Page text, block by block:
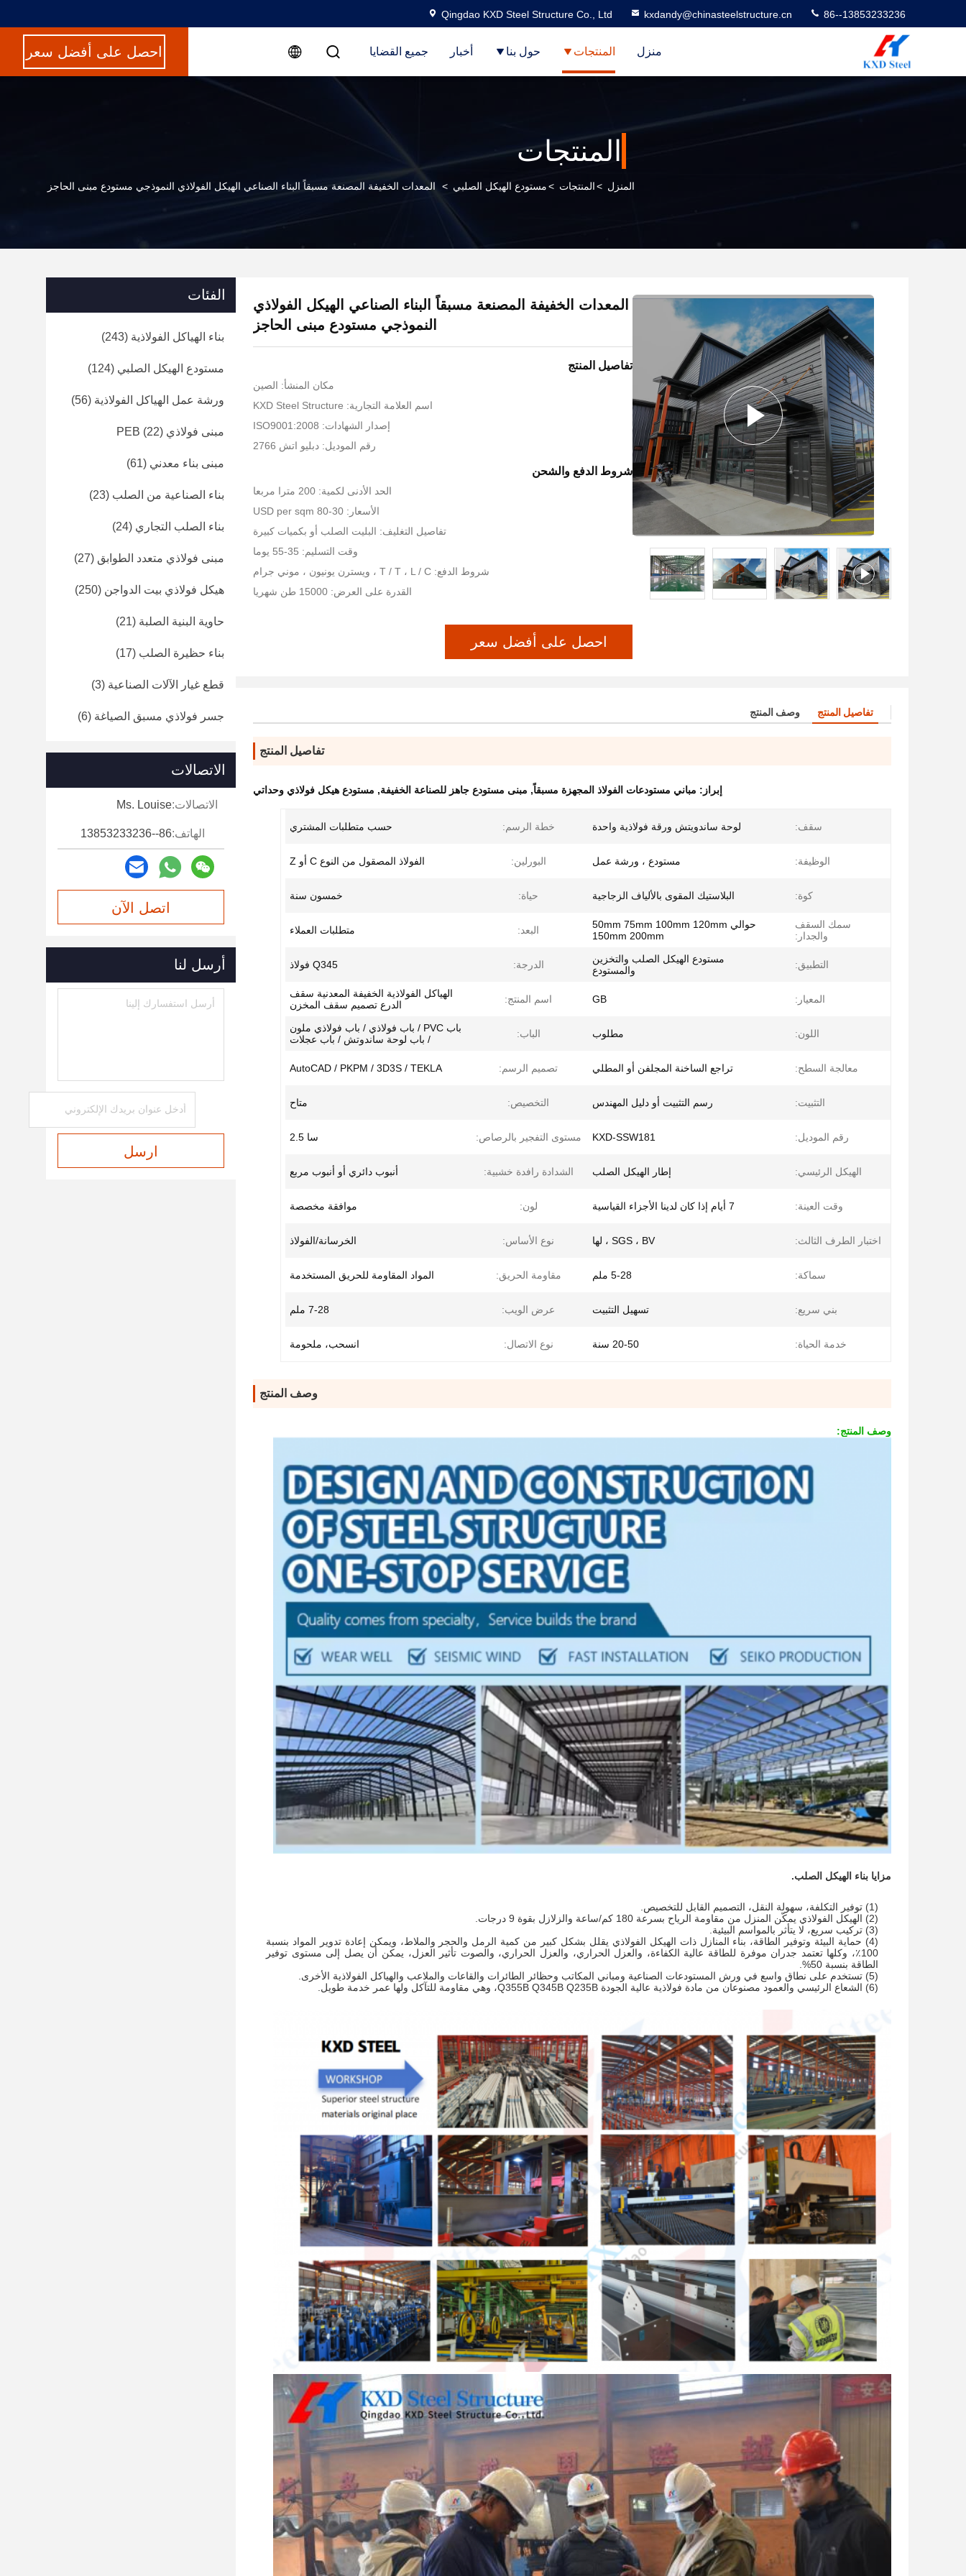
Qingdao KXD Steel Structure Co., Ltd kxdandy@chinasteelstructure.cn 86--13853233236
منزل المنتجات حول بنا أخبار جميع القضايا احصل على أفضل سعر
المنتجات
المنزل >المنتجات >مستودع الهيكل الصلبي > المعدات الخفيفة المصنعة مسبقاً البناء الصناعي الهيكل الفولاذي النموذجي مستودع مبنى الحاجز
المعدات الخفيفة المصنعة مسبقاً البناء الصناعي الهيكل الفولاذي
النموذجي مستودع مبنى الحاجز
تفاصيل المنتج
مكان المنشأ: الصين
اسم العلامة التجارية: KXD Steel Structure
إصدار الشهادات: ISO9001:2008
رقم الموديل: دبليو اتش 2766
شروط الدفع والشحن
الحد الأدنى لكمية: 200 مترا مربعا
الأسعار: 30-80 USD per sqm
تفاصيل التغليف: البليت الصلب أو بكميات كبيرة
وقت التسليم: 35-55 يوما
شروط الدفع: T / T ، L / C ، ويسترن يونيون ، موني جرام
القدرة على العرض: 15000 طن شهريا
احصل على أفضل سعر
تفاصيل المنتج وصف المنتج
تفاصيل المنتج
إبراز: مباني مستودعات الفولاذ المجهزة مسبقاً, مبنى مستودع جاهز للصناعة الخفيفة, مستودع هيكل فولاذي وحداتي
سقف: لوحة ساندويتش ورقة فولاذية واحدة خطة الرسم: حسب متطلبات المشتري
الوظيفة: مستودع ، ورشة عمل البورلين: الفولاذ المصقول من النوع C أو Z
كوة: البلاستيك المقوى بالألياف الزجاجية حياة: خمسون سنة
سمك السقف
والجدار:
حوالي 50mm 75mm 100mm 120mm
150mm 200mm
البعد: متطلبات العملاء
التطبيق:
مستودع الهيكل الصلب والتخزين
والمستودع
الدرجة: Q345 فولاذ
المعيار: GB اسم المنتج:
الهياكل الفولاذية الخفيفة المعدنية سقف
الدرع تصميم سقف المخزن
اللون: مطلوب الباب:
باب PVC / باب فولاذي / باب فولاذي ملون
/ باب لوحة ساندوتش / باب عجلات
معالجة السطح: تراجع الساخنة المجلفن أو المطلي تصميم الرسم: AutoCAD / PKPM / 3D3S / TEKLA
التثبيت: رسم التثبيت أو دليل المهندس التخصيص: متاح
رقم الموديل: KXD-SSW181 مستوى التفجير بالرصاص: سا 2.5
الهيكل الرئيسي: إطار الهيكل الصلب الشدادة رافدة خشبية: أنبوب دائري أو أنبوب مربع
وقت العينة: 7 أيام إذا كان لدينا الأجزاء القياسية لون: موافقة مخصصة
اختبار الطرف الثالث: SGS ، BV ، لها نوع الأساس: الخرسانة/الفولاذ
سماكة: 5-28 ملم مقاومة الحريق: المواد المقاومة للحريق المستخدمة
بني سريع: تسهيل التثبيت عرض الويب: 7-28 ملم
خدمة الحياة: 20-50 سنة نوع الاتصال: انسحب، ملحومة
وصف المنتج
وصف المنتج:
مزايا بناء الهيكل الصلب.
(1) توفير التكلفة، سهولة النقل، التصميم القابل للتخصيص.
(2) الهيكل الفولاذي يمكّن المنزل من مقاومة الرياح بسرعة 180 كم/ساعة والزلازل بقوة 9 درجات.
(3) تركيب سريع، لا يتأثر بالمواسم البيئية.
(4) حماية البيئة وتوفير الطاقة، بناء المنازل ذات الهيكل الفولاذي يقلل بشكل كبير من كمية الرمل والحجر والملاط، ويمكن إعادة تدوير المواد بنسبة
100٪، وكلها تعتمد جدران موفرة للطاقة عالية الكفاءة، والعزل الحراري، والعزل الحراري، والصوت تأثير العزل، يمكن أن يصل إلى مستوى توفير
الطاقة بنسبة 50%.
(5) تستخدم على نطاق واسع في ورش المستودعات الصناعية ومباني المكاتب وحظائر الطائرات والقاعات والملاعب والهياكل الفولاذية الأخرى.
(6) الشعاع الرئيسي والعمود مصنوعان من مادة فولاذية عالية الجودة Q355B Q345B Q235B، وهي مقاومة للتآكل ولها عمر خدمة طويل.
الفئات
بناء الهياكل الفولاذية (243)
مستودع الهيكل الصلبي (124)
ورشة عمل الهياكل الفولاذية (56)
مبنى فولاذي PEB (22)
مبنى بناء معدني (61)
بناء الصناعية من الصلب (23)
بناء الصلب التجاري (24)
مبنى فولاذي متعدد الطوابق (27)
هيكل فولاذي بيت الدواجن (250)
حاوية البنية الصلبة (21)
بناء حظيرة الصلب (17)
قطع غيار الآلات الصناعية (3)
جسر فولاذي مسبق الصياغة (6)
الاتصالات
الاتصالات:Ms. Louise
الهاتف:86--13853233236
اتصل الآن
أرسل لنا
ارسل